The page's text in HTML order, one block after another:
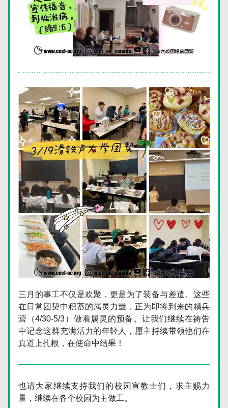
三月的事工不仅是欢聚，更是为了装备与差遣。这些
在日常团契中积蓄的属灵力量，正为即将到来的精兵
营（4/30-5/3）做着属灵的预备。让我们继续在祷告
中记念这群充满活力的年轻人，愿主持续带领他们在
真道上扎根，在使命中结果！
也请大家继续支持我们的校园宣教士们，求主赐力
量，继续在各个校园为主做工。